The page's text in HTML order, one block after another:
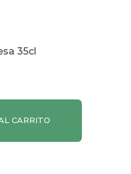
35cl
CARRITO